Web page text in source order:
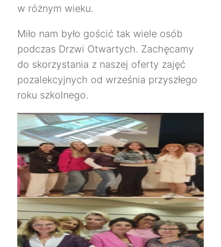
w różnym wieku.
Miło nam było gościć tak wiele osób
podczas Drzwi Otwartych. Zachęcamy
do skorzystania z naszej oferty zajęć
pozalekcyjnych od września przyszłego
roku szkolnego.